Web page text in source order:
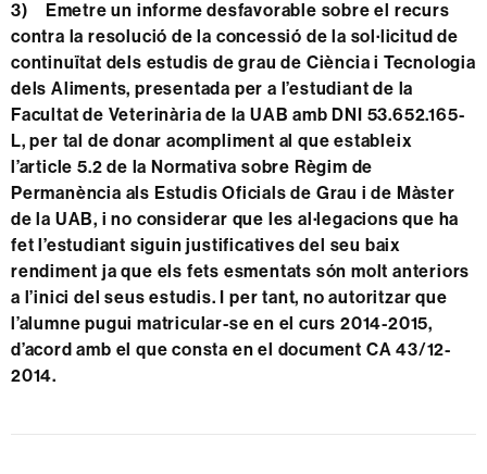
3) Emetre un informe desfavorable sobre el recurs
contra la resolució de la concessió de la sol·licitud de
continuïtat dels estudis de grau de Ciència i Tecnologia
dels Aliments, presentada per a l’estudiant de la
Facultat de Veterinària de la UAB amb DNI 53.652.165-
L, per tal de donar acompliment al que estableix
l’article 5.2 de la Normativa sobre Règim de
Permanència als Estudis Oficials de Grau i de Màster
de la UAB, i no considerar que les al·legacions que ha
fet l’estudiant siguin justificatives del seu baix
rendiment ja que els fets esmentats són molt anteriors
a l’inici del seus estudis. I per tant, no autoritzar que
l’alumne pugui matricular-se en el curs 2014-2015,
d’acord amb el que consta en el document CA 43/12-
2014.